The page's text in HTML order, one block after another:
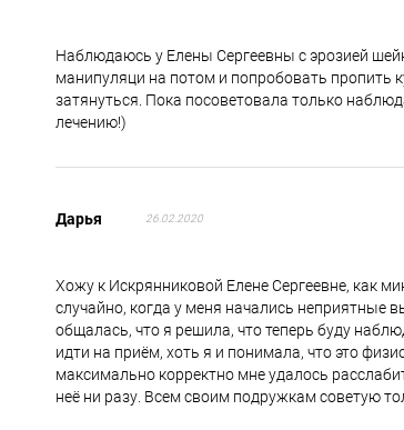
Наблюдаюсь у Елены Сергеевны с эрозией
манипуляци на потом и попробовать пропить
затянуться. Пока посоветовала только
лечению!)
Дарья 26.02.2020
Хожу к Искрянниковой Елене Сергеевне, как
случайно, когда у меня начались неприятные
общалась, что я решила, что теперь буду
идти на приём, хоть я и понимала, что это
максимально корректно мне удалось
неё ни разу. Всем своим подружкам советую